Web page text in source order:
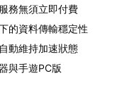
務無須立即付費
的資料傳輸穩定性
動維持加速狀態
與手遊PC版